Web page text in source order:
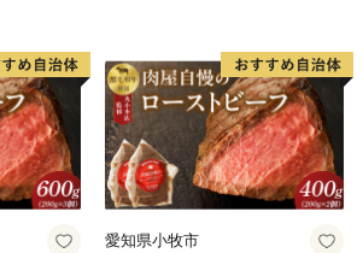
の「竹皮包みようかん本煉」
かん3本セット（本煉・柚子・桜）」
ュース情報番組「キャスト」で、
社」の“じゃばらマグロ” が紹介され
愛知県小牧市